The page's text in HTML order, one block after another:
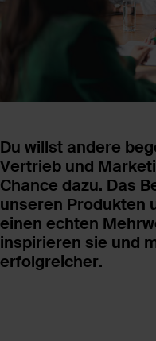
Du willst andere
Vertrieb und
Chance dazu. Das
unseren Produkten
einen echten
inspirieren sie und
erfolgreicher.